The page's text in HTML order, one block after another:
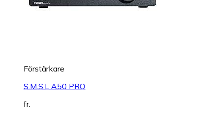
Förstärkare
S.M.S.L A50 PRO
fr.